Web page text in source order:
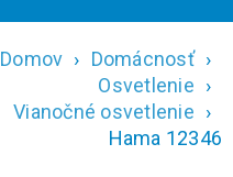
Domov › Domácnosť ›
Osvetlenie ›
Vianočné osvetlenie ›
Hama 12346